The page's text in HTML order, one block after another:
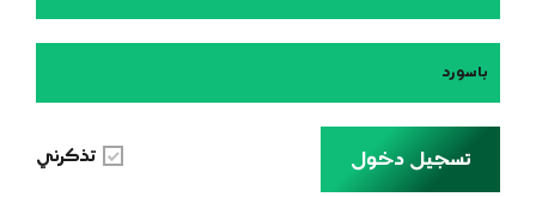
باسورد
تسجيل دخول تذكرني